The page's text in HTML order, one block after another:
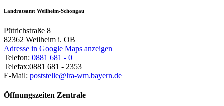
Landratsamt Weilheim-Schongau
Pütrichstraße 8
82362 Weilheim i. OB
Adresse in Google Maps anzeigen
Telefon: 0881 681 - 0
Telefax:0881 681 - 2353
E-Mail: poststelle@lra-wm.bayern.de
Öffnungszeiten Zentrale